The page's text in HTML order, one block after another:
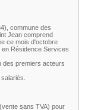
commune des
Jean comprend
ce mois d'octobre
Résidence Services
des premiers acteurs
sans TVA) pour